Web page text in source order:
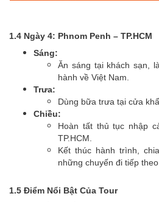
1.4 Ngày 4: Phnom Penh – TP.HCM
Sáng:
Ăn sáng tại khách sạn,
hành về Việt Nam.
Trưa:
Dùng bữa trưa tại cửa
Chiều:
Hoàn tất thủ tục nhập
TP.HCM.
Kết thúc hành trình,
những chuyến đi tiếp
1.5 Điểm Nổi Bật Của Tour